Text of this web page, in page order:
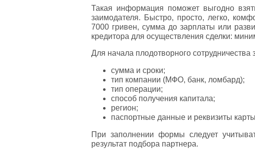
Такая информация поможет выгодно
заимодателя. Быстро, просто, легко,
7000 гривен, сумма до зарплаты или
кредитора для осуществления сделки:
Для начала плодотворного
сумма и сроки;
тип компании (МФО, банк, ломбард);
тип операции;
способ получения капитала;
регион;
паспортные данные и реквизиты
При заполнении формы следует
результат подбора партнера.